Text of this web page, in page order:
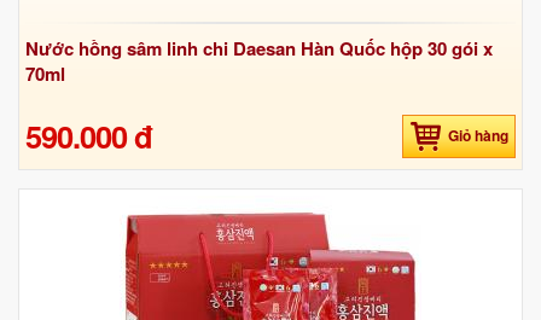
Nước hồng sâm linh chi Daesan Hàn Quốc hộp 30 gói x
70ml
590.000 đ Giỏ hàng